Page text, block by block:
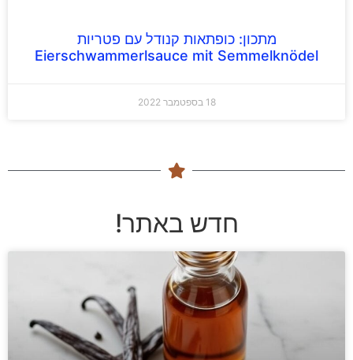
מתכון: כופתאות קנודל עם פטריות
Eierschwammerlsauce mit Semmelknödel
חדש באתר!